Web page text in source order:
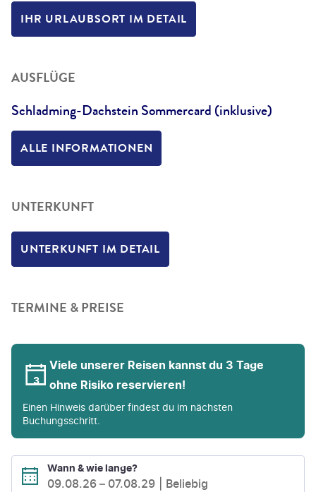
IHR URLAUBSORT IM DETAIL
AUSFLÜGE
Schladming-Dachstein Sommercard (inklusive)
ALLE INFORMATIONEN
UNTERKUNFT
UNTERKUNFT IM DETAIL
TERMINE & PREISE
Viele unserer Reisen kannst du 3 Tage
ohne Risiko reservieren!
Einen Hinweis darüber findest du im nächsten
Buchungsschritt.
Wann & wie lange?
09.08.26 – 07.08.29 Beliebig